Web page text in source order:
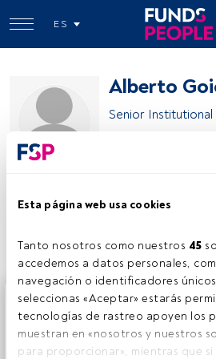
Esta página web usa cookies
Tanto nosotros como nuestros 45
accedemos a datos personales,
navegación o identificadores
seleccionas «Aceptar» estarás
tecnologías de rastreo apoyen los
muestran en «nosotros y nuestros
para proporcionar», mientras que si
ES
Alberto
Senior Institutional
Compartir:
Este es un artículo exclusivo para
de FundsPeople. Si ya estás
botón Login. Si aún no tienes
registrarte y disfrutar de todo el